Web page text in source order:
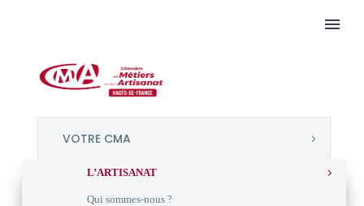
VOTRE CMA
L’ARTISANAT
Qui sommes-nous ?